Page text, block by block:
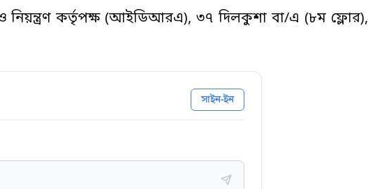
ও নিয়ন্ত্রণ কর্তৃপক্ষ (আইডিআরএ), ৩৭ দিলকুশা বা/এ (৮ম ফ্লোর),
সাইন-ইন